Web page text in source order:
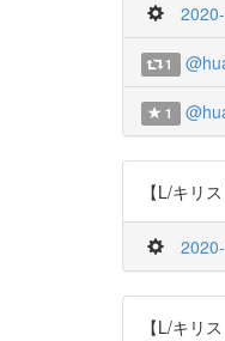
1
1
【L/キリ
【L/キリ